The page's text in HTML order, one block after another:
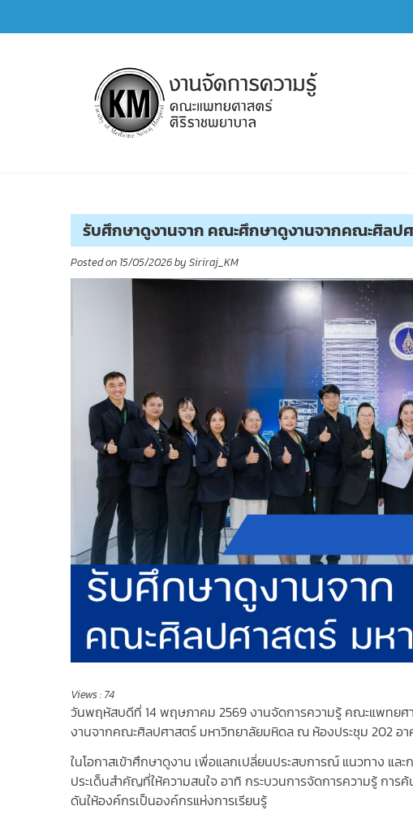
to
รับศึกษาดูงานจาก คณะศึกษาดูงานจากคณะศิลป
Posted on 15/05/2026by Siriraj_KM
Views : 74
วันพฤหัสบดีที่ 14 พฤษภาคม 2569 งานจัดการความรู้ คณะแพทย
งานจากคณะศิลปศาสตร์ มหาวิทยาลัยมหิดล ณ ห้องประชุม 202 อา
ในโอกาสเข้าศึกษาดูงาน เพื่อแลกเปลี่ยนประสบการณ์ แนวทาง แล
ประเด็นสำคัญที่ให้ความสนใจ อาทิ กระบวนการจัดการความรู้ กา
ดันให้องค์กรเป็นองค์กรแห่งการเรียนรู้